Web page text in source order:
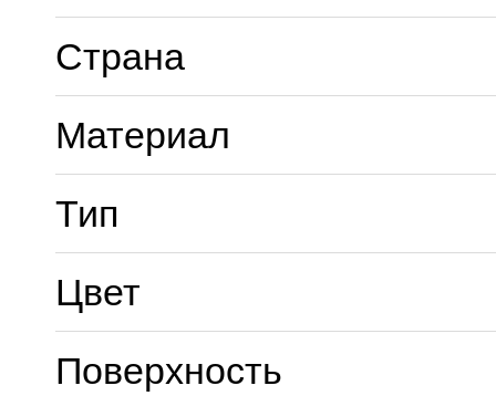
Страна
Материал
Тип
Цвет
Поверхность